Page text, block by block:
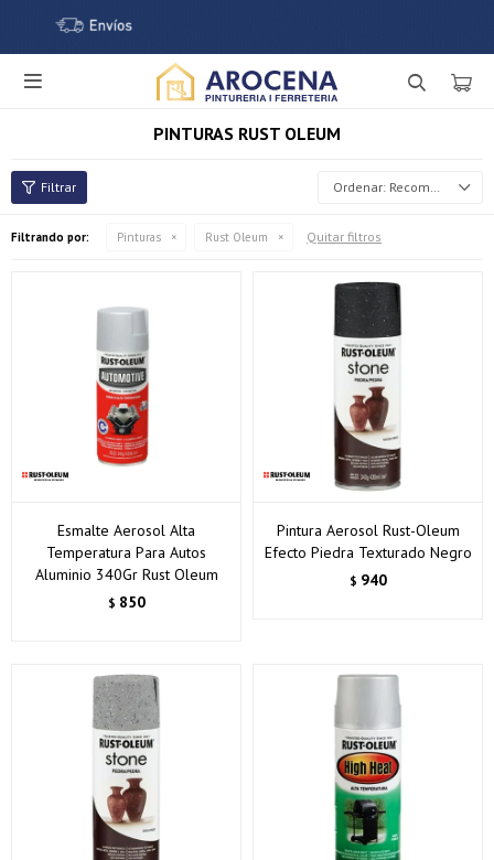

PINTURAS RUST OLEUM
Recomendados
Filtrando por: Pinturas Rust Oleum Quitar filtros
Esmalte Aerosol Alta
Temperatura Para Autos
Aluminio 340Gr Rust Oleum
$ 850
Pintura Aerosol Rust-Oleum
Efecto Piedra Texturado Negro
$ 940